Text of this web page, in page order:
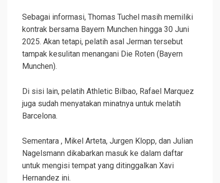
Sebagai informasi, Thomas Tuchel masih memiliki
kontrak bersama Bayern Munchen hingga 30 Juni
2025. Akan tetapi, pelatih asal Jerman tersebut
tampak kesulitan menangani Die Roten (Bayern
Munchen).
Di sisi lain, pelatih Athletic Bilbao, Rafael Marquez
juga sudah menyatakan minatnya untuk melatih
Barcelona.
Sementara , Mikel Arteta, Jurgen Klopp, dan Julian
Nagelsmann dikabarkan masuk ke dalam daftar
untuk mengisi tempat yang ditinggalkan Xavi
Hernandez ini.